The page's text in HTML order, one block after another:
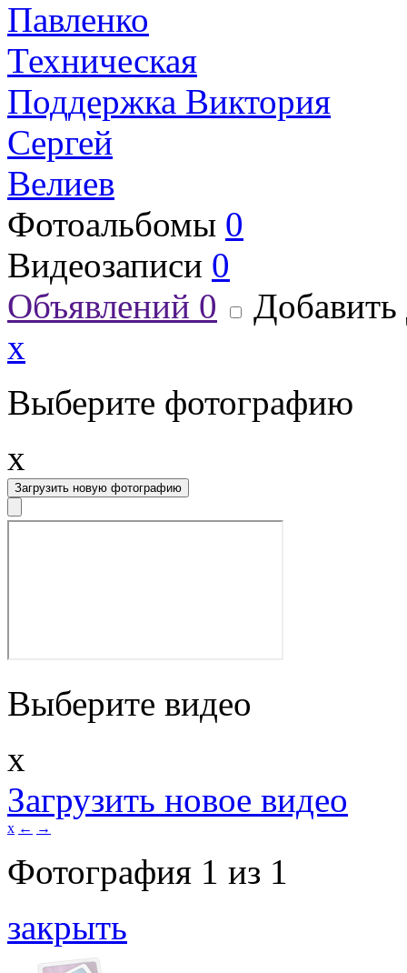
Павленко
Техническая
Поддержка Виктория
Сергей
Велиев
Фотоальбомы 0
Видеозаписи 0
Объявлений 0
Добавить
x
Выберите фотографию
x
Загрузить новую фотографию
Выберите видео
x
Загрузить новое видео
x ← →
Фотография 1 из 1
закрыть